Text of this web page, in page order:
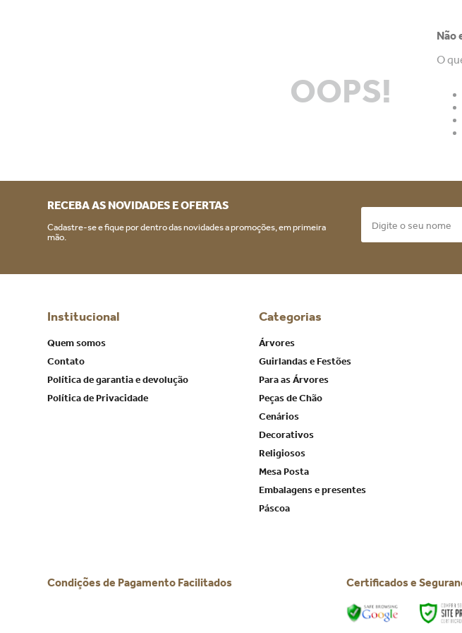
OOPS!
Não
O
RECEBA AS NOVIDADES E OFERTAS
Cadastre-se e fique por dentro das novidades a promoções, em primeira
mão.
Institucional
Quem somos
Contato
Política de garantia e devolução
Política de Privacidade
Categorias
Árvores
Guirlandas e Festões
Para as Árvores
Peças de Chão
Cenários
Decorativos
Religiosos
Mesa Posta
Embalagens e presentes
Páscoa
Condições de Pagamento Facilitados Certificados e